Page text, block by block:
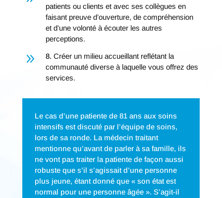
patients ou clients et avec ses collègues en
faisant preuve d’ouverture, de compréhension
et d’une volonté à écouter les autres
perceptions.
9 8. Créer un milieu accueillant reflétant la
communauté diverse à laquelle vous offrez des
services.
Le cas d’une patiente de 81 ans aux soins
intensifs est discuté par l’équipe de soins,
lors de sa ronde. La médecin traitant
mentionne qu’avant de parler à sa famille, ils
ne vont pas traiter la patiente de façon aussi
robuste que s’il s’agissait d’une personne
plus jeune, étant donné que « son état est
normal pour une personne âgée ». S’agit-il